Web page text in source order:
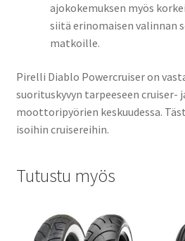
ajokokemuksen myös
siitä erinomaisen valinnan
matkoille.
Pirelli Diablo Powercruiser on
suorituskyvyn tarpeeseen cruiser-
moottoripyörien keskuudessa.
isoihin cruisereihin.
Tutustu myös